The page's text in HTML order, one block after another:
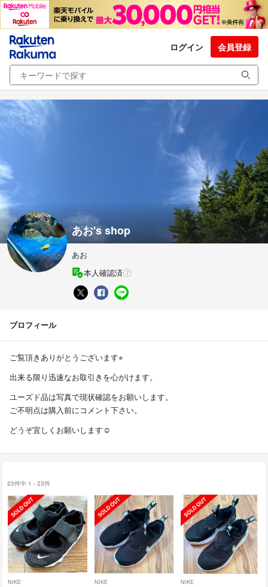
ログイン 会員登録
あお's shop
あお
本人確認済
プロフィール
ご覧頂きありがとうございます⭐︎
出来る限り迅速なお取引きを心がけます。
ユーズド品は写真で現状確認をお願いします。
ご不明点は購入前にコメント下さい。
どうぞ宜しくお願いします☺︎
23件中 1 - 23件
NIKE NIKE NIKE